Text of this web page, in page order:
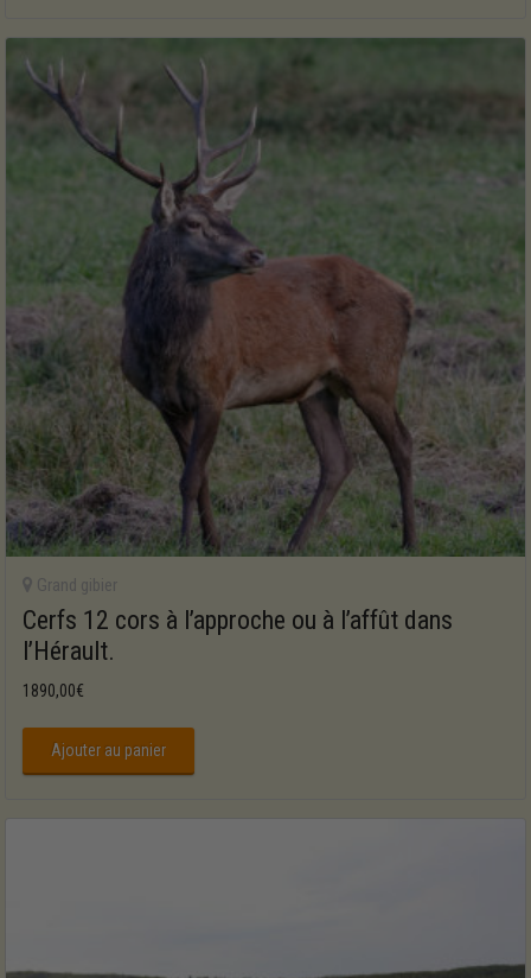
Grand gibier
Cerfs 12 cors à l’approche ou à l’affût dans
l’Hérault.
1890,00€
Ajouter au panier